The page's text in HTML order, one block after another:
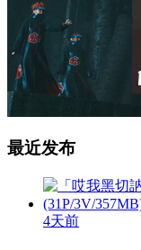
最近发布
4天前